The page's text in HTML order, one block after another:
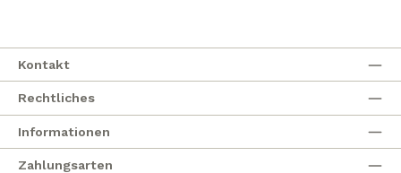
Kontakt
Rechtliches
Informationen
Zahlungsarten